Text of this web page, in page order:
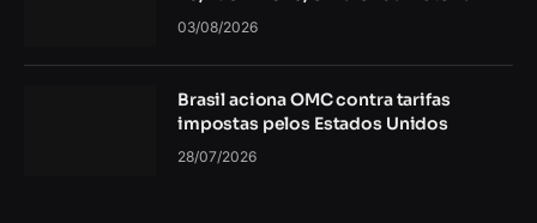
03/08/2026
Brasil aciona OMC contra tarifas
impostas pelos Estados Unidos
28/07/2026